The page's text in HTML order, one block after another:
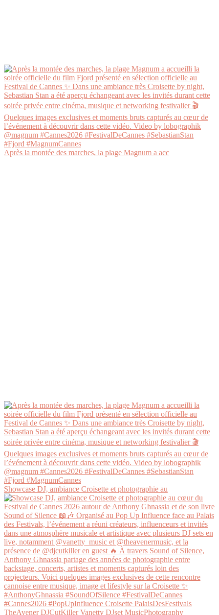
Après la montée des marches, la plage Magnum a acc
Showcase DJ, ambiance Croisette et photographie au